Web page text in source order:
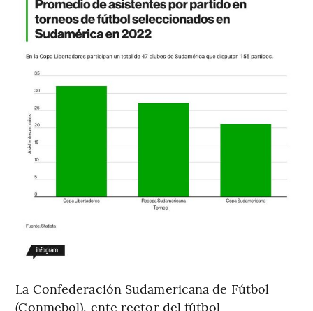
La Confederación Sudamericana de Fútbol
(Conmebol), ente rector del fútbol